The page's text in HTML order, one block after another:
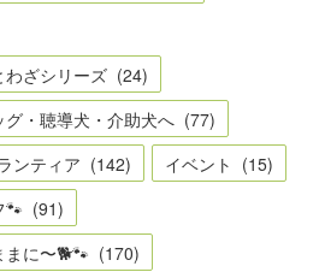
わざシリーズ (24)
・聴導犬・介助犬へ (77)
ンティア (142) イベント (15)
🐾 (91)
まに〜🐕🐾 (170)